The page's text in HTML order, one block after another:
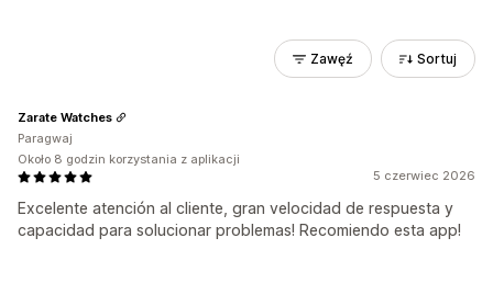
Zawęź Sortuj
5 czerwiec 2026
Excelente atención al cliente, gran velocidad de respuesta y
capacidad para solucionar problemas! Recomiendo esta app!
Zarate Watches
Paragwaj
Około 8 godzin korzystania z aplikacji